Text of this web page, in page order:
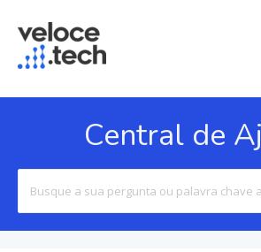
Central de
For